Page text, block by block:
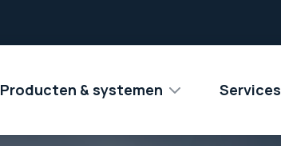
Producten & systemen Services